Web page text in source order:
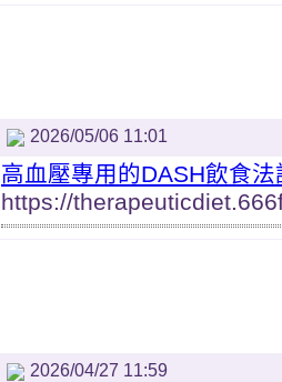
2026/05/06 11:01
高血壓專用的DASH飲食法
https://
2026/04/27 11:59